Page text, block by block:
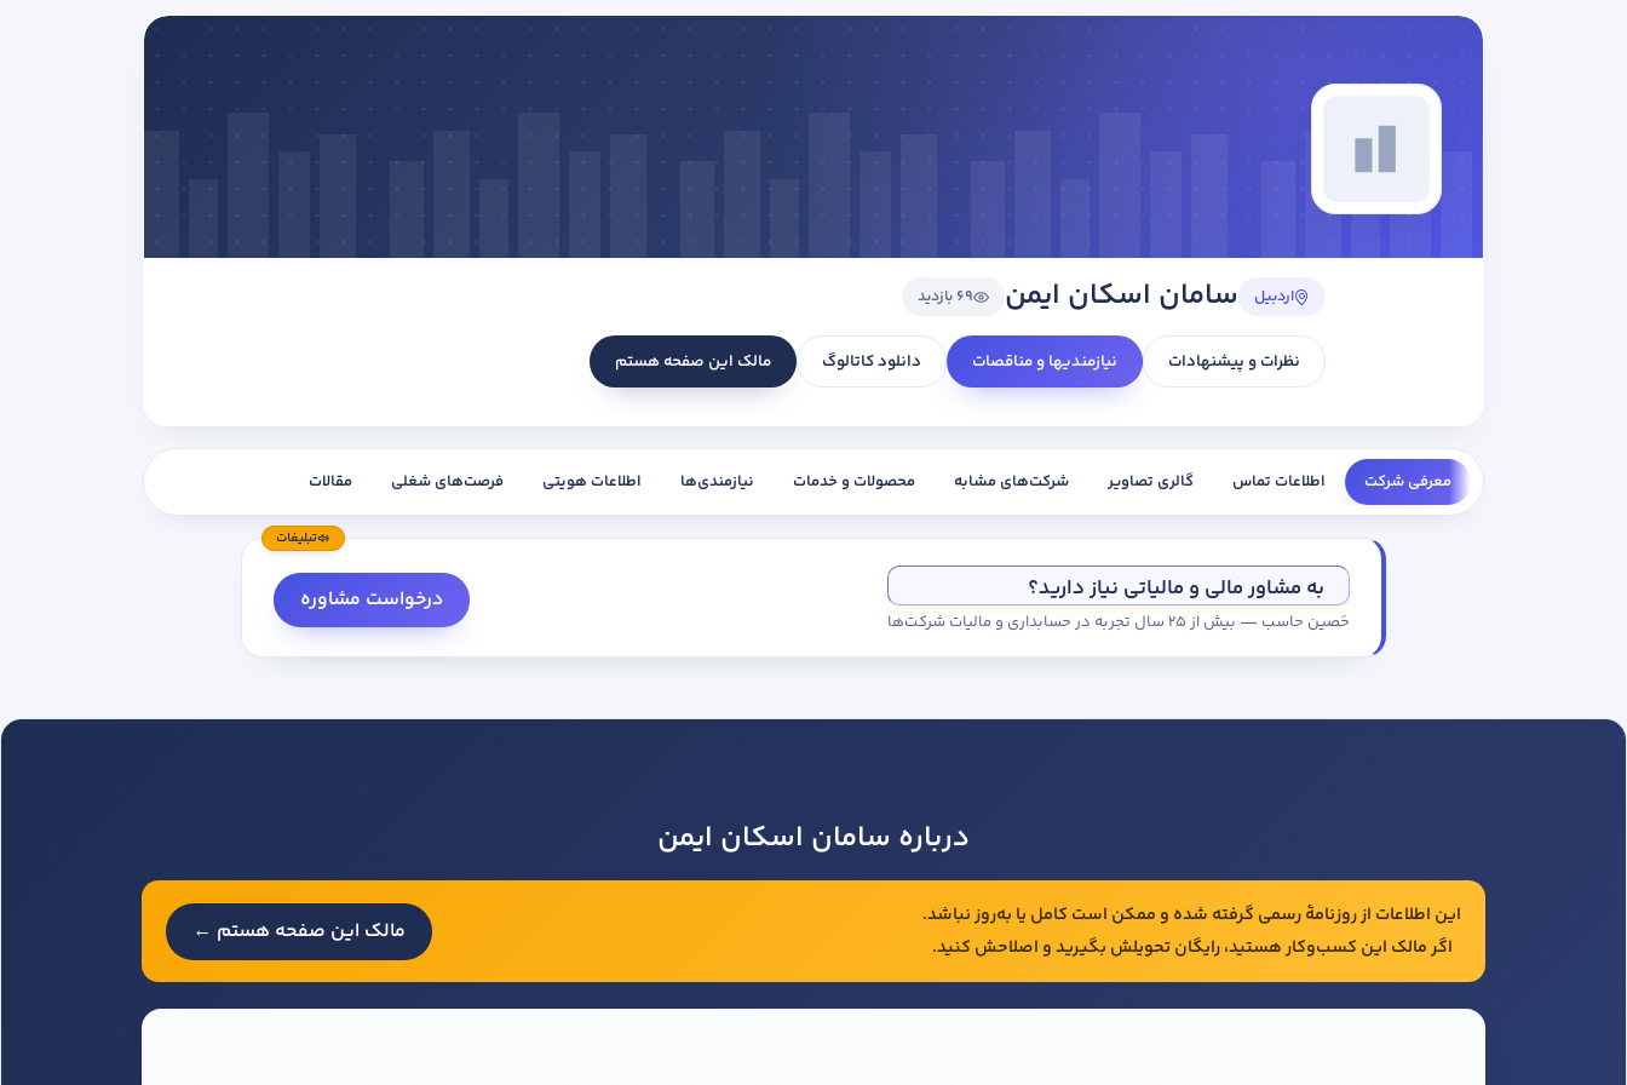
اردبیل سامان اسکان ایمن 69 بازدید
نظرات و پیشنهادات نیازمندیها و مناقصات دانلود کاتالوگ مالک این صفحه هستم
معرفی شرکت اطلاعات تماس گالری تصاویر شرکت‌های مشابه محصولات و خدمات نیازمندی‌ها اطلاعات هویتی فرصت‌های شغلی مقالات
تبلیغات
به مشاور مالی و مالیاتی نیاز دارید؟
حَصین حاسب — بیش از ۲۵ سال تجربه در حسابداری و مالیات شرکت‌ها
درخواست مشاوره
درباره سامان اسکان ایمن
این اطلاعات از روزنامهٔ رسمی گرفته شده و ممکن است کامل یا به‌روز نباشد.
اگر مالک این کسب‌وکار هستید، رایگان تحویلش بگیرید و اصلاحش کنید.
مالک این صفحه هستم ←